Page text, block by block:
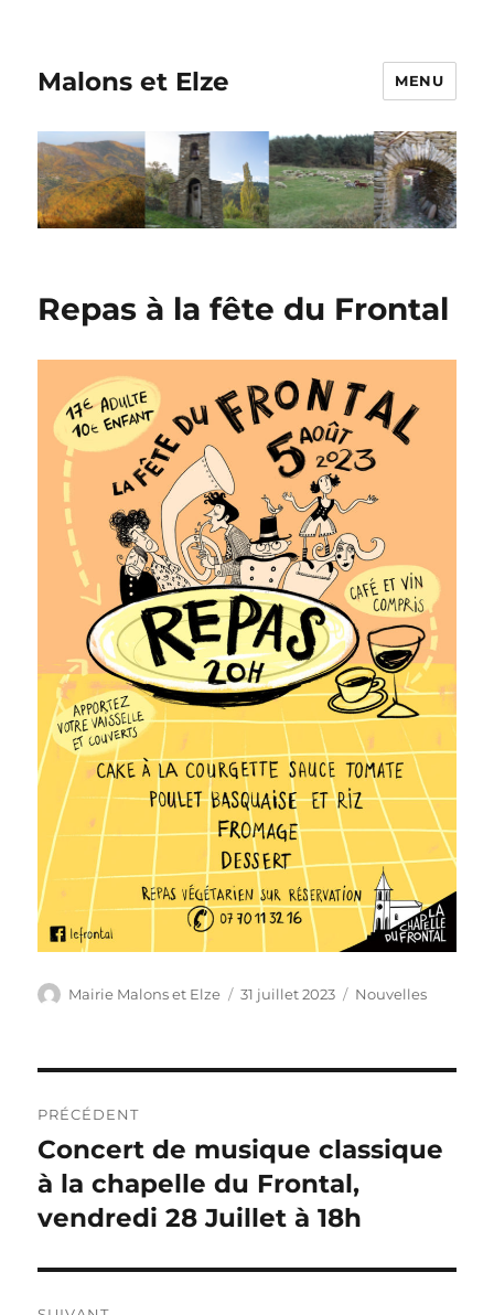
Malons et Elze MENU
Repas à la fête du Frontal
Auteur
Mairie Malons et Elze
Publié
31 juillet 2023 Catégories
Nouvelles
de
l’article
PRÉCÉDENT
Publication
précédente :
Concert de musique classique
à la chapelle du Frontal,
vendredi 28 Juillet à 18h